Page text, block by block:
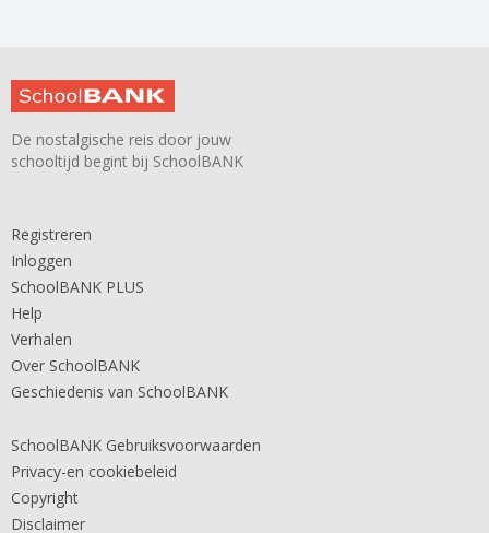
De nostalgische reis door jouw
schooltijd begint bij SchoolBANK
Registreren
Inloggen
SchoolBANK PLUS
Help
Verhalen
Over SchoolBANK
Geschiedenis van SchoolBANK
SchoolBANK Gebruiksvoorwaarden
Privacy-en cookiebeleid
Copyright
Disclaimer